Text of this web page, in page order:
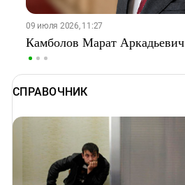
09 июля 2026, 11:27
Камболов Марат Аркадьевич
СПРАВОЧНИК